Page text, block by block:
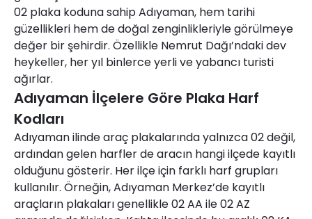
02 plaka koduna sahip Adıyaman, hem tarihi
güzellikleri hem de doğal zenginlikleriyle görülmeye
değer bir şehirdir. Özellikle Nemrut Dağı’ndaki dev
heykeller, her yıl binlerce yerli ve yabancı turisti
ağırlar.
Adıyaman İlçelere Göre Plaka Harf
Kodları
Adıyaman ilinde araç plakalarında yalnızca 02 değil,
ardından gelen harfler de aracın hangi ilçede kayıtlı
olduğunu gösterir. Her ilçe için farklı harf grupları
kullanılır. Örneğin, Adıyaman Merkez’de kayıtlı
araçların plakaları genellikle 02 AA ile 02 AZ